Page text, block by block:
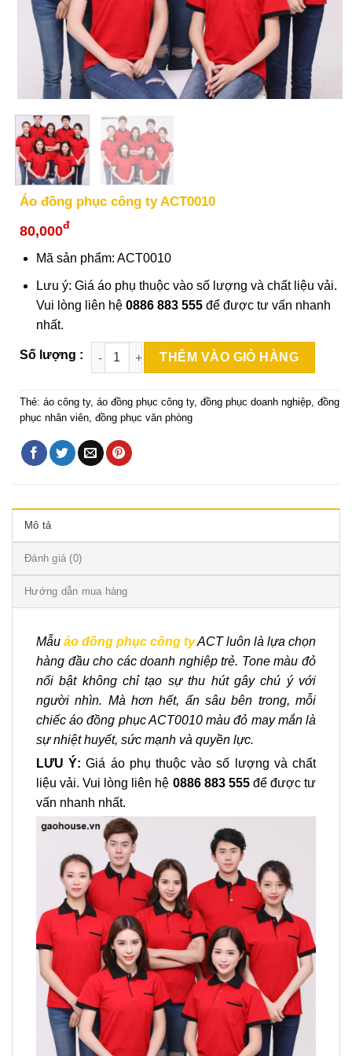
Áo đồng phục công ty ACT0010
80,000đ
Mã sản phẩm: ACT0010
Lưu ý: Giá áo phụ thuộc vào số lượng và chất liệu vải.
Vui lòng liên hệ 0886 883 555để được tư vấn nhanh
nhất.
THÊM VÀO GIỎ HÀNG
Thẻ: áo công ty, áo đồng phục công ty, đồng phục doanh nghiệp, đồng
phục nhân viên, đồng phục văn phòng
Mô tả
Đánh giá (0)
Hướng dẫn mua hàng
Mẫu áo đồng phục công tyACT luôn là lựa chọn
hàng đầu cho các doanh nghiệp trẻ. Tone màu đỏ
nổi bật không chỉ tạo sự thu hút gây chú ý với
người nhìn. Mà hơn hết, ẩn sâu bên trong, mỗi
chiếc áo đồng phục ACT0010 màu đỏ may mắn là
sự nhiệt huyết, sức mạnh và quyền lực.
LƯU Ý:Giá áo phụ thuộc vào số lượng và chất
liệu vải. Vui lòng liên hệ 0886 883 555để được tư
vấn nhanh nhất.